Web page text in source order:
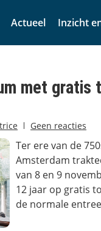
Actueel Inzicht
met gratis
Geen reacties
Ter ere van de
Amsterdam
van 8 en 9
12 jaar op gratis
de normale